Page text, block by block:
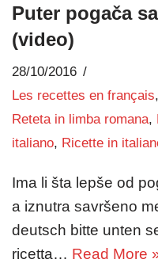
Puter pogača
(video)
28/10/2016
Les recettes en français,
Reteta in limba romana,
italiano, Ricette in
Ima li šta lepše od
a iznutra savršeno
deutsch bitte unten
ricetta… Read More